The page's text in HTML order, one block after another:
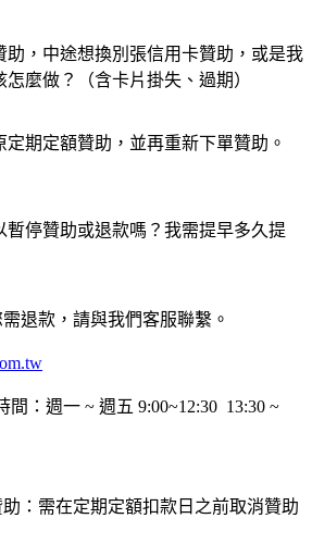
助，中途想換別張信用卡贊助，或是我
麼做？（含卡片掛失、過期）
期定額贊助，並再重新下單贊助。
暫停贊助或退款嗎？我需提早多久提
需退款，請與我們客服聯繫。
間：週一 ~ 週五 9:00~12:30 13:30 ~
助：需在定期定額扣款日之前取消贊助